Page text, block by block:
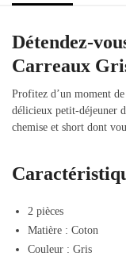
Détendez-
Carreaux
Profitez d’un moment
délicieux petit-déjeuner
chemise et short dont
2 pièces
Matière : Coton
Couleur : Gris